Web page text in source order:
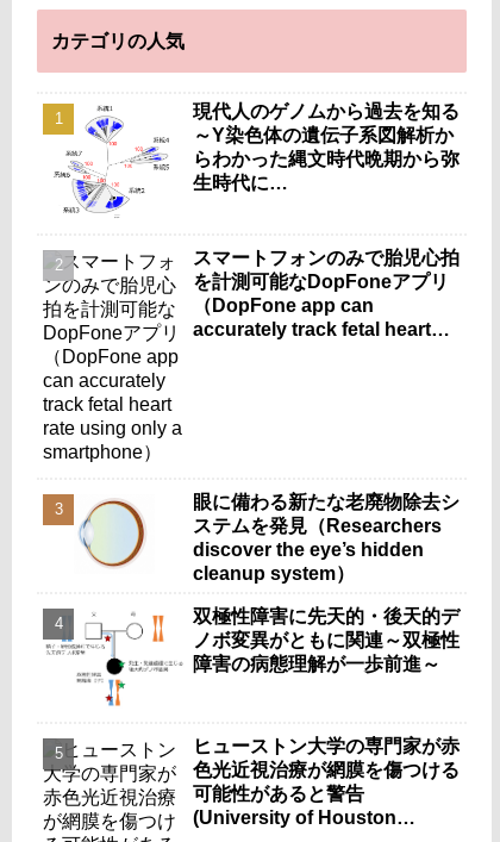
カテゴリの人気
現代人のゲノムから過去を知る
～Y染色体の遺伝子系図解析か
らわかった縄文時代晩期から弥
生時代に…
スマートフォンのみで胎児心拍
を計測可能なDopFoneアプリ
（DopFone app can
accurately track fetal heart
眼に備わる新たな老廃物除去シ
ステムを発見（Researchers
discover the eye’s hidden
cleanup system）
双極性障害に先天的・後天的デ
ノボ変異がともに関連～双極性
障害の病態理解が一歩前進～
ヒューストン大学の専門家が赤
色光近視治療が網膜を傷つける
可能性があると警告
(University of Houston